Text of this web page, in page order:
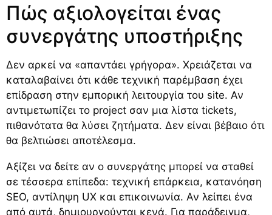
Πώς αξιολογείται ένας
συνεργάτης υποστήριξης
Δεν αρκεί να «απαντάει γρήγορα». Χρειάζεται να
καταλαβαίνει ότι κάθε τεχνική παρέμβαση έχει
επίδραση στην εμπορική λειτουργία του site. Αν
αντιμετωπίζει το project σαν μια λίστα tickets,
πιθανότατα θα λύσει ζητήματα. Δεν είναι βέβαιο ότι
θα βελτιώσει αποτέλεσμα.
Αξίζει να δείτε αν ο συνεργάτης μπορεί να σταθεί
σε τέσσερα επίπεδα: τεχνική επάρκεια, κατανόηση
SEO, αντίληψη UX και επικοινωνία. Αν λείπει ένα
από αυτά, δημιουργούνται κενά. Για παράδειγμα,